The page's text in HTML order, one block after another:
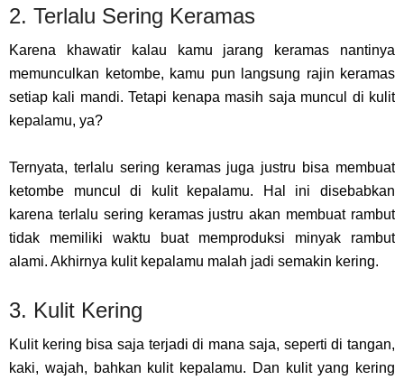
2. Terlalu Sering Keramas
Karena khawatir kalau kamu jarang keramas nantinya
memunculkan ketombe, kamu pun langsung rajin keramas
setiap kali mandi. Tetapi kenapa masih saja muncul di kulit
kepalamu, ya?
Ternyata, terlalu sering keramas juga justru bisa membuat
ketombe muncul di kulit kepalamu. Hal ini disebabkan
karena terlalu sering keramas justru akan membuat rambut
tidak memiliki waktu buat memproduksi minyak rambut
alami. Akhirnya kulit kepalamu malah jadi semakin kering.
3. Kulit Kering
Kulit kering bisa saja terjadi di mana saja, seperti di tangan,
kaki, wajah, bahkan kulit kepalamu. Dan kulit yang kering